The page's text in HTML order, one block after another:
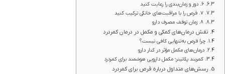
۶. دوز و زمان‌بندی را رعایت کنید
۷. قرص را با مراقبت‌های خانگی ترکیب کنید
۸. زمان توقف مصرف دارو
نقش درمان‌های کمکی و مکمل در درمان کمردرد
چرا قرص به‌تنهایی کافی نیست؟
درمان‌های مکمل مؤثر در کنار دارو
کمربند پلاتینر؛ مکمل دارویی هوشمند برای کمردرد
رسش‌های متداول درباره قرص برای کمردرد